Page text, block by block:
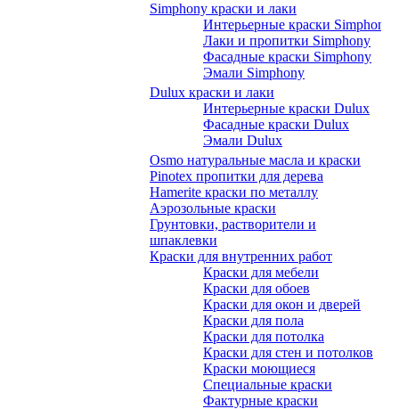
Simphony краски и лаки
Интерьерные краски Simphony
Лаки и пропитки Simphony
Фасадные краски Simphony
Эмали Simphony
Dulux краски и лаки
Интерьерные краски Dulux
Фасадные краски Dulux
Эмали Dulux
Osmo натуральные масла и краски
Pinotex пропитки для дерева
Hamerite краски по металлу
Аэрозольные краски
Грунтовки, растворители и
шпаклевки
Краски для внутренних работ
Краски для мебели
Краски для обоев
Краски для окон и дверей
Краски для пола
Краски для потолка
Краски для стен и потолков
Краски моющиеся
Специальные краски
Фактурные краски